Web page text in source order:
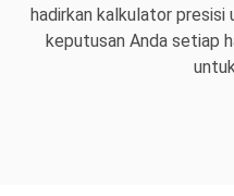
hadirkan kalkulator presisi
keputusan Anda setiap